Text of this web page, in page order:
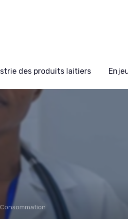
des produits laitiers